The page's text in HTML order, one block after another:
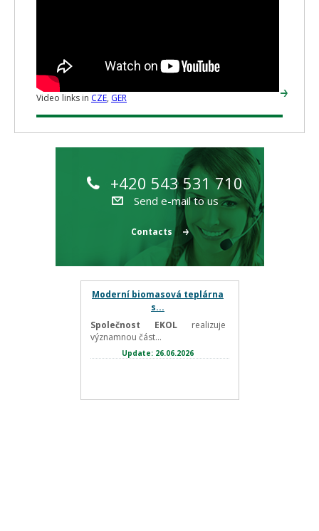
Video links in CZE, GER
+420 543 531 710
Send e-mail to us
Contacts
Moderní biomasová teplárna
s...
Společnost EKOLrealizuje
významnou část...
Update: 26.06.2026